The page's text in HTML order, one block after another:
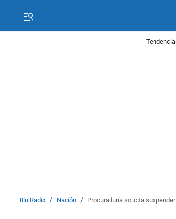
Blu Radio / Nación / Procuraduría solicita